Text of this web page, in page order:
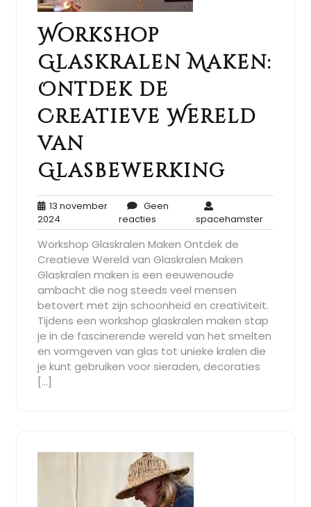
Workshop
Glaskralen Maken:
Ontdek de
Creatieve Wereld
van
Glasbewerking
13 november
2024
november
2024
Geen
reacties
reacties
spacehamster
Workshop Glaskralen Maken Ontdek de
Creatieve Wereld van Glaskralen Maken
Glaskralen maken is een eeuwenoude
ambacht die nog steeds veel mensen
betovert met zijn schoonheid en creativiteit.
Tijdens een workshop glaskralen maken stap
je in de fascinerende wereld van het smelten
en vormgeven van glas tot unieke kralen die
je kunt gebruiken voor sieraden, decoraties
[…]